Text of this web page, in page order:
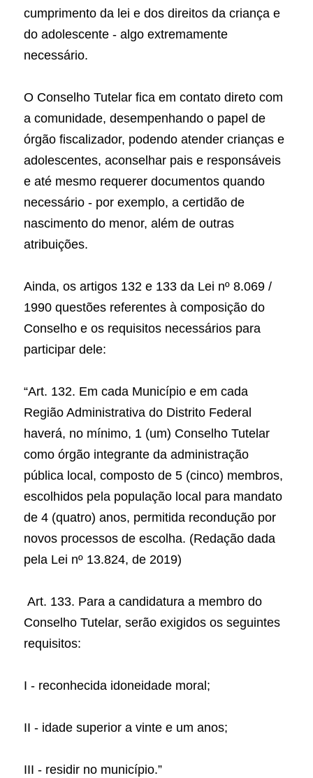
cumprimento da lei e dos direitos da criança e
do adolescente - algo extremamente
necessário.
O Conselho Tutelar fica em contato direto com
a comunidade, desempenhando o papel de
órgão fiscalizador, podendo atender crianças e
adolescentes, aconselhar pais e responsáveis
e até mesmo requerer documentos quando
necessário - por exemplo, a certidão de
nascimento do menor, além de outras
atribuições.
Ainda, os artigos 132 e 133 da Lei nº 8.069 /
1990 questões referentes à composição do
Conselho e os requisitos necessários para
participar dele:
“Art. 132. Em cada Município e em cada
Região Administrativa do Distrito Federal
haverá, no mínimo, 1 (um) Conselho Tutelar
como órgão integrante da administração
pública local, composto de 5 (cinco) membros,
escolhidos pela população local para mandato
de 4 (quatro) anos, permitida recondução por
novos processos de escolha. (Redação dada
pela Lei nº 13.824, de 2019)
Conselho Tutelar, serão exigidos os seguintes
requisitos:
I - reconhecida idoneidade moral;
II - idade superior a vinte e um anos;
III - residir no município.”